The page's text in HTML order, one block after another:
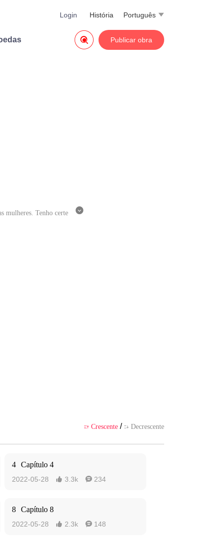
Português 
História
Login
Publicar obra

mulheres. Tenho certe

 Crescente /  Decrescente
4 Capítulo 4
2022-05-28  3.3k  234
8 Capítulo 8
2022-05-28  2.3k  148